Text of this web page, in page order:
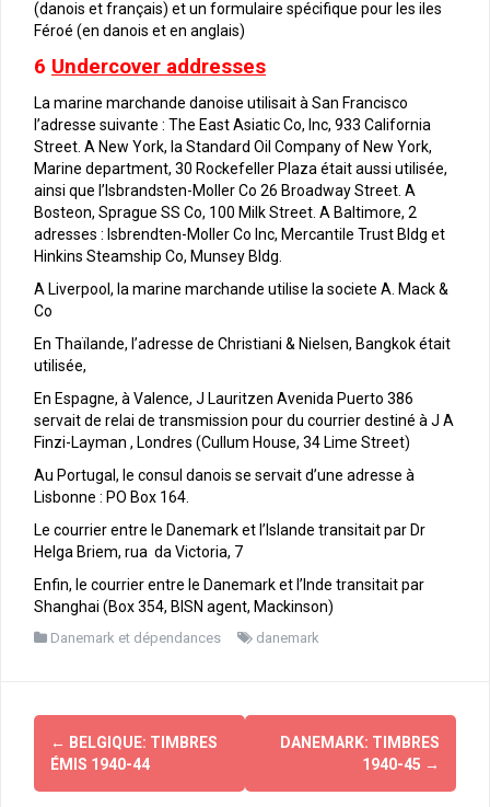
(danois et français) et un formulaire spécifique pour les iles
Féroé (en danois et en anglais)
6 Undercover addresses
La marine marchande danoise utilisait à San Francisco
l’adresse suivante : The East Asiatic Co, Inc, 933 California
Street. A New York, la Standard Oil Company of New York,
Marine department, 30 Rockefeller Plaza était aussi utilisée,
ainsi que l’Isbrandsten-Moller Co 26 Broadway Street. A
Bosteon, Sprague SS Co, 100 Milk Street. A Baltimore, 2
adresses : Isbrendten-Moller Co Inc, Mercantile Trust Bldg et
Hinkins Steamship Co, Munsey Bldg.
A Liverpool, la marine marchande utilise la societe A. Mack &
Co
En Thaïlande, l’adresse de Christiani & Nielsen, Bangkok était
utilisée,
En Espagne, à Valence, J Lauritzen Avenida Puerto 386
servait de relai de transmission pour du courrier destiné à J A
Finzi-Layman , Londres (Cullum House, 34 Lime Street)
Au Portugal, le consul danois se servait d’une adresse à
Lisbonne : PO Box 164.
Le courrier entre le Danemark et l’Islande transitait par Dr
Helga Briem, rua da Victoria, 7
Enfin, le courrier entre le Danemark et l’Inde transitait par
Shanghai (Box 354, BISN agent, Mackinson)
Danemark et dépendances danemark
Navigation
d'article
← BELGIQUE: TIMBRES
ÉMIS 1940-44
DANEMARK: TIMBRES
1940-45 →